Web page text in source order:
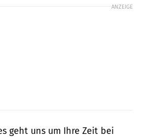
ANZEIGE
geht uns um Ihre Zeit bei